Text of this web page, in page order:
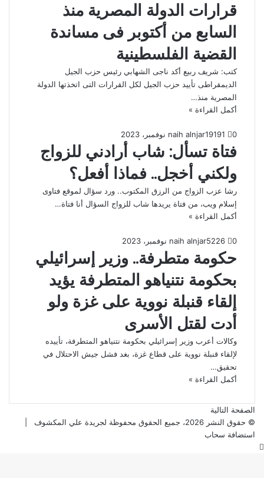
قرارات الدولة المصرية منذ
السابع من أكتوبر فى مساندة
القضية الفلسطينية
كتب: شريف ربيع أكد ناجى الشهابي رئيس حزب الجيل
الديمقراطى تأييد حزب الجيل لكل القرارات التى اتخذتها الدولة
المصرية منذ…
أكمل القراءة »
naih alnjar19 نوفمبر، 2023 0
فتاة تسأل: شاب أرادني للزواج
ولكني أخجل.. فماذا أفعل؟
رشا عزب الزواج من الرزق المكتوب.. ورد سؤال لموقع فتاوى
إسلام ويب، من فتاة يريدها شاب للزواج السؤال أنا فتاة…
أكمل القراءة »
naih alnjar5 نوفمبر، 2023 0
حكومة متطرفة.. وزير إسرائيلي
بحكومة نتنياهو المتطرفة يؤيد
إلقاء قنبلة نووية على غزة ولو
أدت لقتل الأسرى
وكالات أعرب وزير إسرائيلي بحكومة نتنياهو المتطرفة، تأييده
لإلقاء قنبلة نووية على قطاع غزة، بغد فشل جيش الاحتلال في
تحقيق…
أكمل القراءة »
الصفحة التالية
© حقوق النشر 2026، جميع الحقوق محفوظة لجريدة علي المكشوف |
استضافة سحاب